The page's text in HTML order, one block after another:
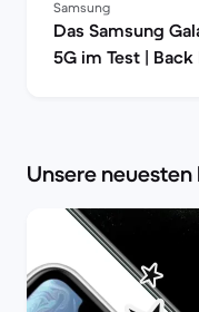
Samsung
Das Samsung
5G im Test |
Unsere